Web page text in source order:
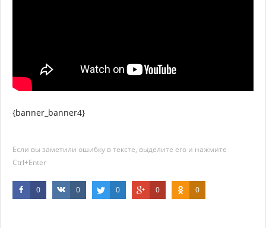
{banner_banner4}
Если вы заметили ошибку в тексте, выделите его и нажмите
Ctrl+Enter
0 0 0 0 0